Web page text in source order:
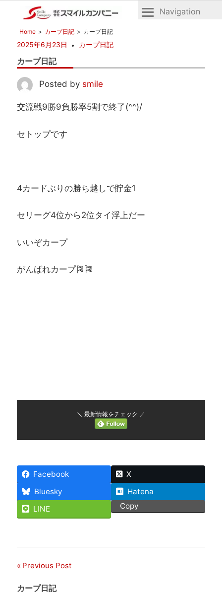
株
式
会
社
ス
マ
イ
カ
ー
島
の
動
産
Navigation
Home カープ日記 カープ日記
2025年6月23日 カープ日記
カープ日記
Posted by smile
交流戦9勝9負勝率5割で終了(^^)/
セトップです
4カードぶりの勝ち越しで貯金1
セリーグ4位から2位タイ浮上だー
いいぞカープ
がんばれカープ🎏🎏
＼ 最新情報をチェック ／
Facebook
X
Bluesky
Hatena
LINE
Copy
投
稿
Previous Post
カープ日記